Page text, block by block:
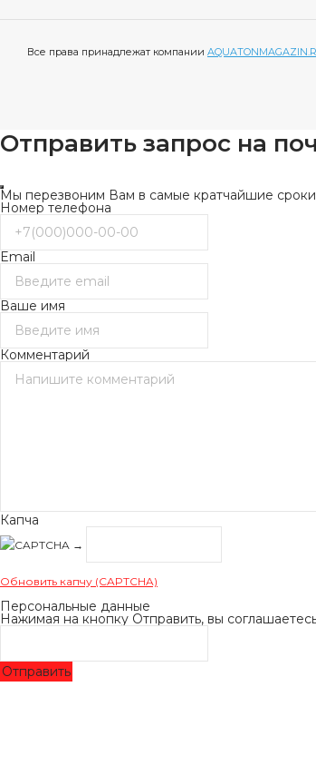
Все права принадлежат компании
Отправить запрос на
Мы перезвоним Вам в самые кратчайшие
Номер телефона
Email
Ваше имя
Комментарий
Капча
→
Обновить капчу (CAPTCHA)
Персональные данные
Нажимая на кнопку Отправить, вы
Отправить